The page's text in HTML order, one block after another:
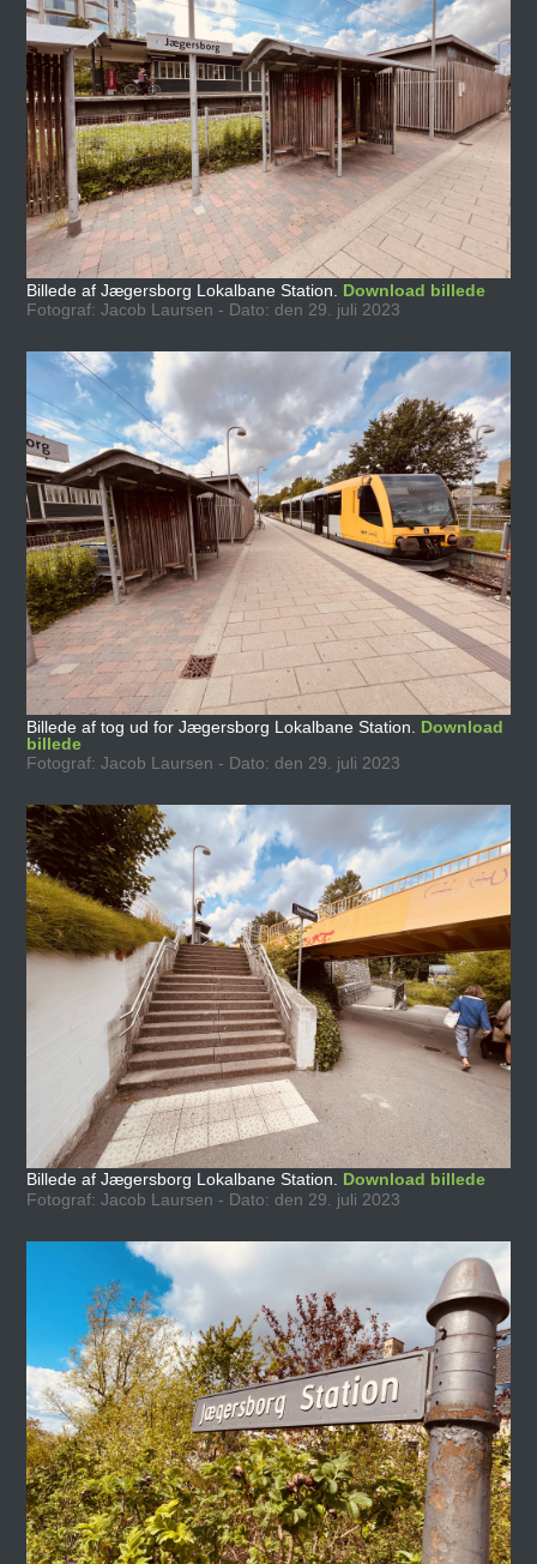
Billede af Jægersborg Lokalbane Station. Download billede
Fotograf: Jacob Laursen - Dato: den 29. juli 2023
Billede af tog ud for Jægersborg Lokalbane Station. Download
billede
Fotograf: Jacob Laursen - Dato: den 29. juli 2023
Billede af Jægersborg Lokalbane Station. Download billede
Fotograf: Jacob Laursen - Dato: den 29. juli 2023